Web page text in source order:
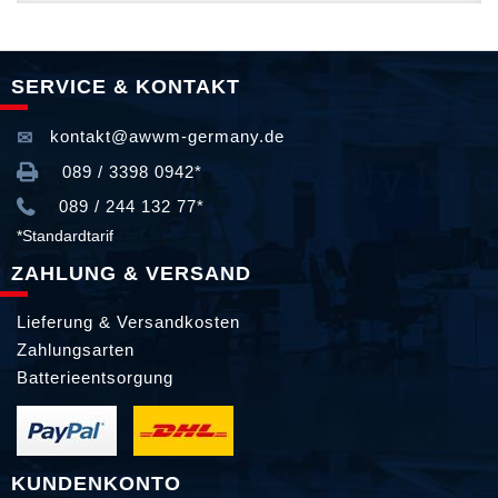
SERVICE & KONTAKT
kontakt@awwm-germany.de
089 / 3398 0942*
089 / 244 132 77*
*Standardtarif
ZAHLUNG & VERSAND
Lieferung & Versandkosten
Zahlungsarten
Batterieentsorgung
KUNDENKONTO